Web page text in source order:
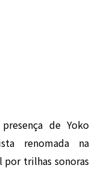
de Yoko
renomada na
por trilhas sonoras